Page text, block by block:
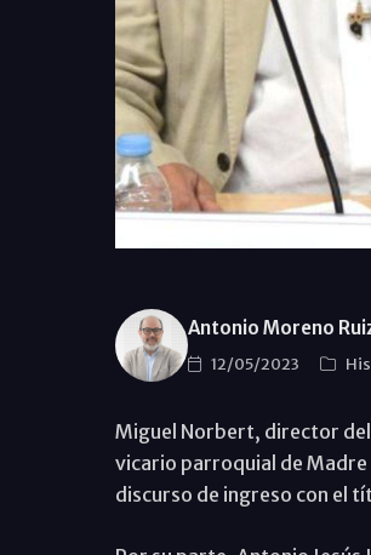
Antonio Moreno
12/05/2023
Miguel Norbert, director
vicario parroquial de Madre
discurso de ingreso con el